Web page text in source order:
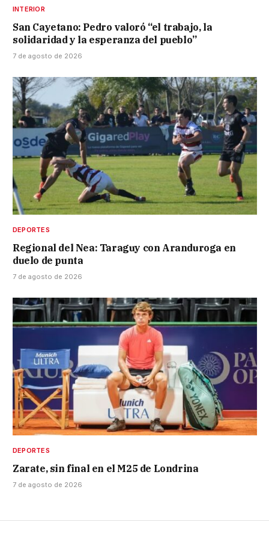
INTERIOR
San Cayetano: Pedro valoró “el trabajo, la
solidaridad y la esperanza del pueblo”
7 de agosto de 2026
DEPORTES
Regional del Nea: Taraguy con Aranduroga en
duelo de punta
7 de agosto de 2026
DEPORTES
Zarate, sin final en el M25 de Londrina
7 de agosto de 2026